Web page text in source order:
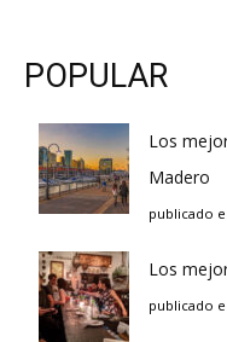
POPULAR
Los
Madero
publicado
Los
publicado